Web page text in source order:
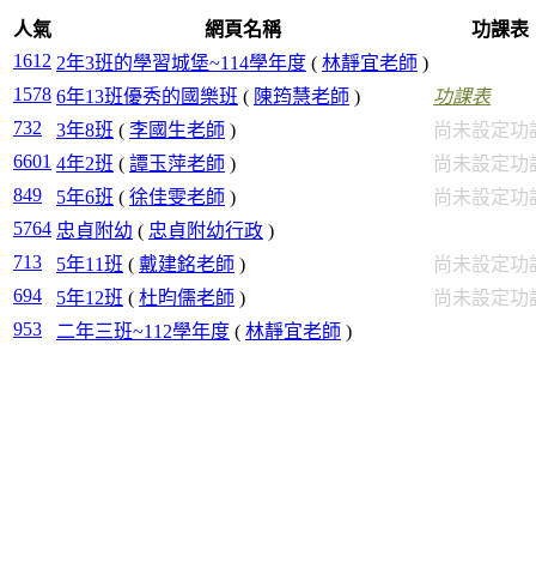
人氣 網頁名稱
功課表
1612 2年3班的學習城堡~114學年度 ( 林靜宜老師 )
1578 6年13班優秀的國樂班 ( 陳筠慧老師 )
功課表
732
3年8班 ( 李國生老師 )
尚未設定功
6601 4年2班 ( 譚玉萍老師 )
尚未設定功
849
5年6班 ( 徐佳雯老師 )
尚未設定功
5764 忠貞附幼 ( 忠貞附幼行政 )
713
5年11班 ( 戴建銘老師 )
尚未設定功
694
5年12班 ( 杜昀儒老師 )
尚未設定功
953
二年三班~112學年度 ( 林靜宜老師 )